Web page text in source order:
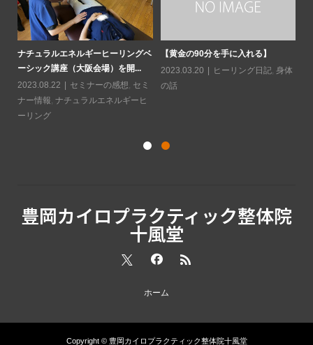
ナチュラルエネルギーヒーリングベ
ーシック講座（大阪会場）を開...
2023.08.22
セミナーの感想, セミ
ナー情報, ナチュラルエネルギーヒ
ーリング
【黄金の90分を手に入れる】
2023.03.20
ヒーリング日記, 身体
の話
豊岡カイロプラクティック整体院
十風堂
ホーム
Copyright © 豊岡カイロプラクティック整体院十風堂